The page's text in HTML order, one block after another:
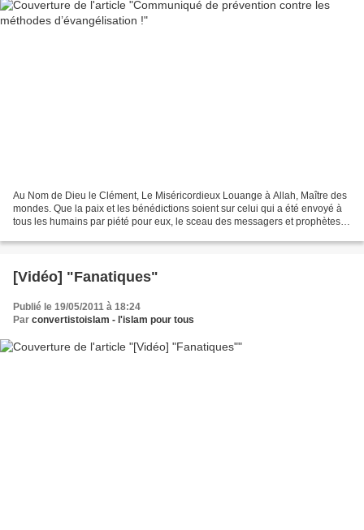
Au Nom de Dieu le Clément, Le Miséricordieux Louange à Allah, Maître des
mondes. Que la paix et les bénédictions soient sur celui qui a été envoyé à
tous les humains par piété pour eux, le sceau des messagers et prophètes,
[Vidéo] "Fanatiques"
Publié le 19/05/2011 à 18:24
Par convertistoislam - l'islam pour tous